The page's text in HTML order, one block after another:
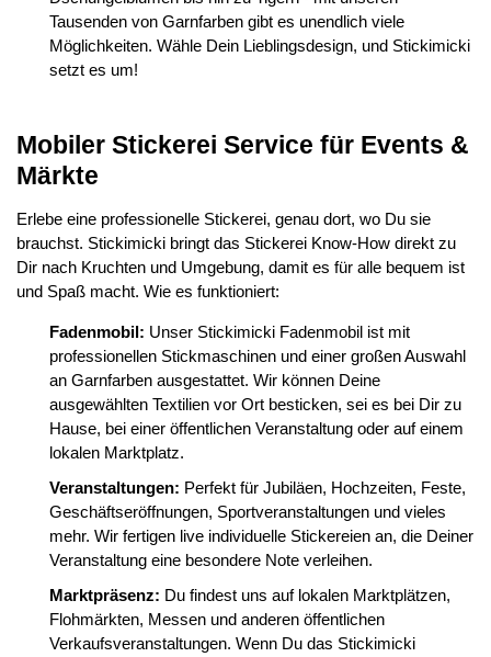
Tausenden von Garnfarben gibt es unendlich viele
Möglichkeiten. Wähle Dein Lieblingsdesign, und Stickimicki
setzt es um!
Mobiler Stickerei Service für Events &
Märkte
Erlebe eine professionelle Stickerei, genau dort, wo Du sie
brauchst. Stickimicki bringt das Stickerei Know-How direkt zu
Dir nach Kruchten und Umgebung, damit es für alle bequem ist
und Spaß macht. Wie es funktioniert:
Fadenmobil: Unser Stickimicki Fadenmobil ist mit
professionellen Stickmaschinen und einer großen Auswahl
an Garnfarben ausgestattet. Wir können Deine
ausgewählten Textilien vor Ort besticken, sei es bei Dir zu
Hause, bei einer öffentlichen Veranstaltung oder auf einem
lokalen Marktplatz.
Veranstaltungen: Perfekt für Jubiläen, Hochzeiten, Feste,
Geschäftseröffnungen, Sportveranstaltungen und vieles
mehr. Wir fertigen live individuelle Stickereien an, die Deiner
Veranstaltung eine besondere Note verleihen.
Marktpräsenz: Du findest uns auf lokalen Marktplätzen,
Flohmärkten, Messen und anderen öffentlichen
Verkaufsveranstaltungen. Wenn Du das Stickimicki